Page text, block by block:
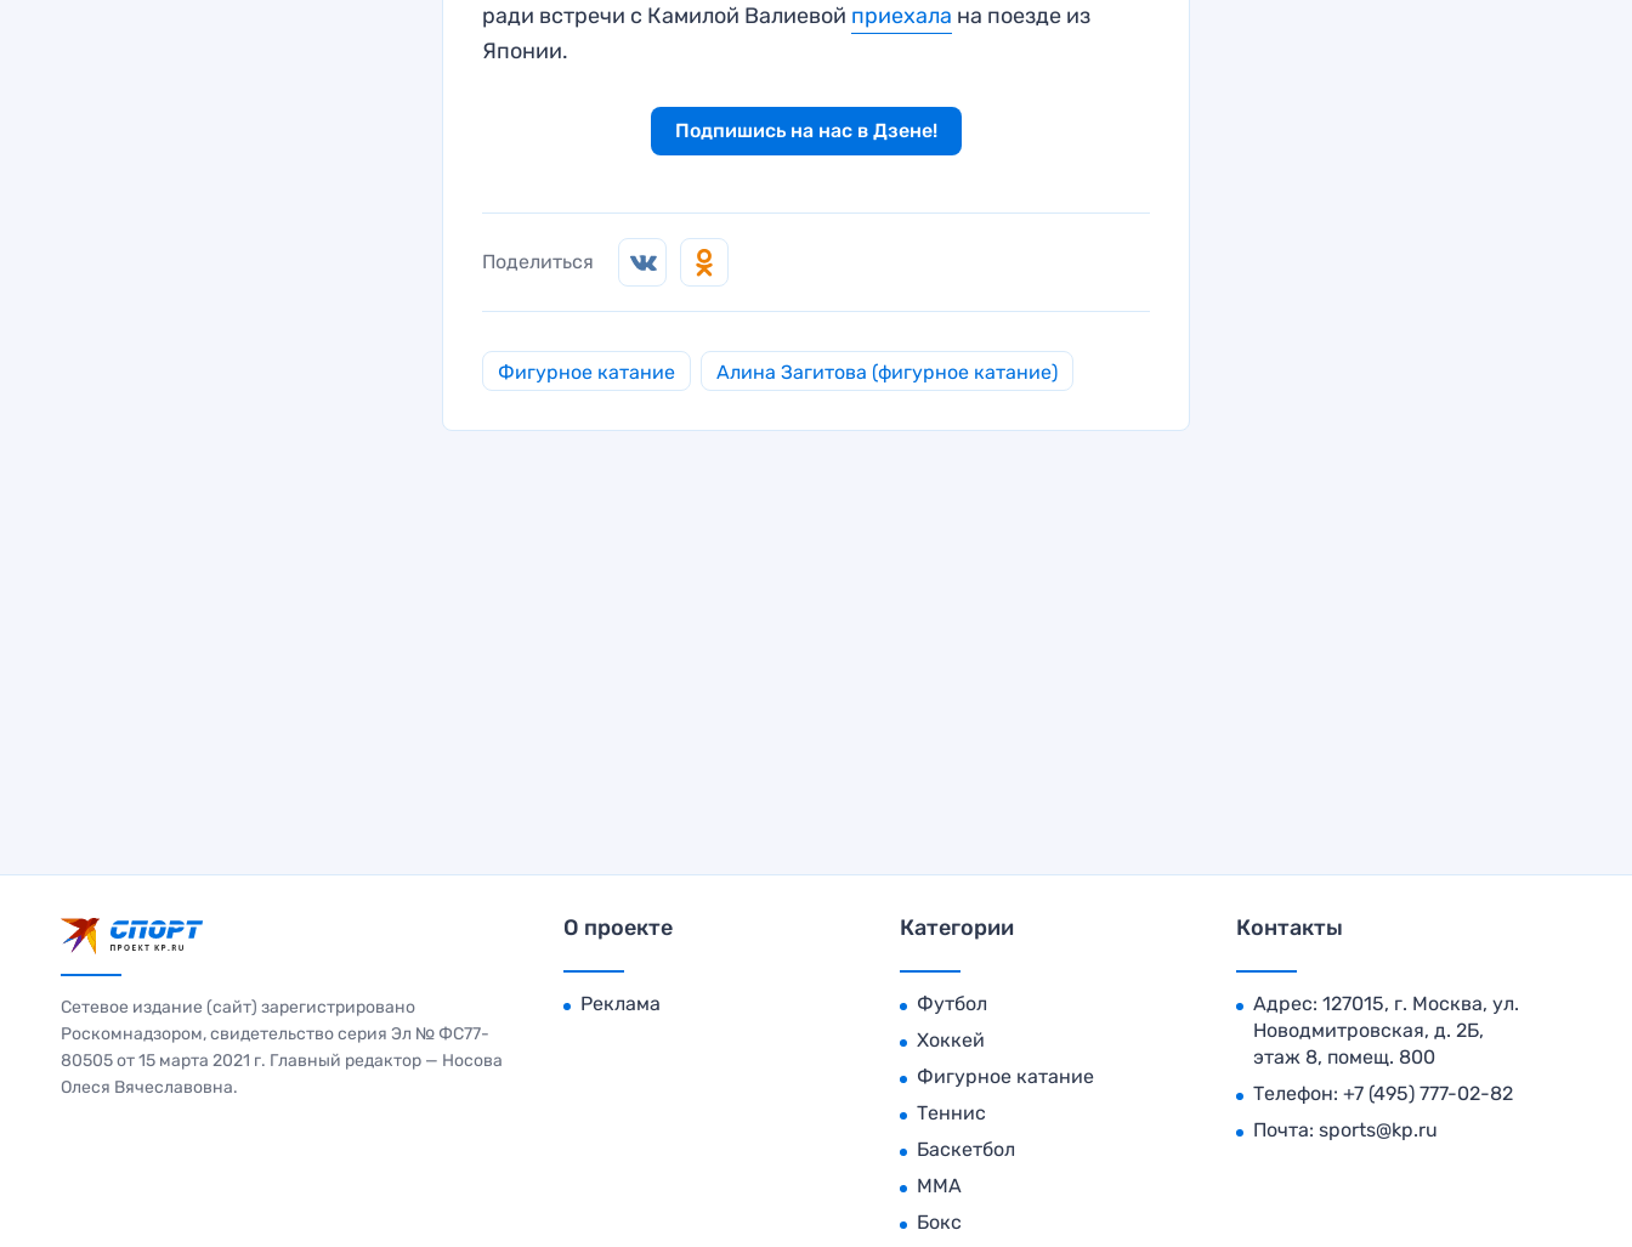
ради встречи с Камилой Валиевой приехала на поезде из
Японии.
Подпишись на нас в Дзене!
Поделиться
Фигурное катание Алина Загитова (фигурное катание)
Сетевое издание (сайт) зарегистрировано
Роскомнадзором, свидетельство серия Эл № ФС77-
80505 от 15 марта 2021 г. Главный редактор — Носова
Олеся Вячеславовна.
О проекте
Реклама
Категории
Футбол
Хоккей
Фигурное катание
Теннис
Баскетбол
MMA
Бокс
Контакты
Адрес: 127015, г. Москва, ул.
Новодмитровская, д. 2Б,
этаж 8, помещ. 800
Телефон: +7 (495) 777-02-82
Почта: sports@kp.ru